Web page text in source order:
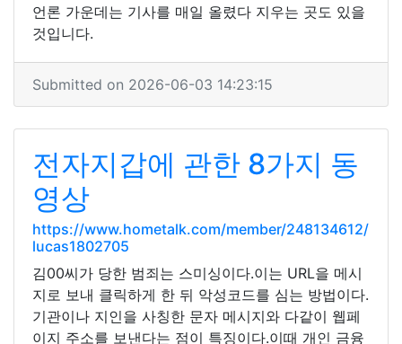
언론 가운데는 기사를 매일 올렸다 지우는 곳도 있을
것입니다.
Submitted on 2026-06-03 14:23:15
전자지갑에 관한 8가지 동
영상
https://www.hometalk.com/member/248134612/
lucas1802705
김00씨가 당한 범죄는 스미싱이다.이는 URL을 메시
지로 보내 클릭하게 한 뒤 악성코드를 심는 방법이다.
기관이나 지인을 사칭한 문자 메시지와 다같이 웹페
이지 주소를 보낸다는 점이 특징이다.이때 개인 금융